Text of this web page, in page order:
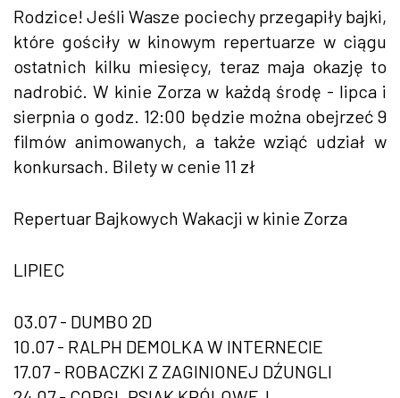
Rodzice! Jeśli Wasze pociechy przegapiły bajki,
które gościły w kinowym repertuarze w ciągu
ostatnich kilku miesięcy, teraz maja okazję to
nadrobić. W kinie Zorza w każdą środę - lipca i
sierpnia o godz. 12:00 będzie można obejrzeć 9
filmów animowanych, a także wziąć udział w
konkursach. Bilety w cenie 11 zł
Repertuar Bajkowych Wakacji w kinie Zorza
LIPIEC
03.07 - DUMBO 2D
10.07 - RALPH DEMOLKA W INTERNECIE
17.07 - ROBACZKI Z ZAGINIONEJ DŹUNGLI